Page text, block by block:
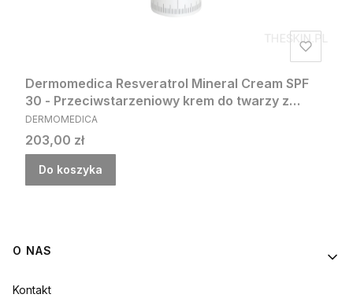
Dermomedica Resveratrol Mineral Cream SPF
30 - Przeciwstarzeniowy krem do twarzy z
resweratrolem SPF 30 60ml
PRODUCENT
DERMOMEDICA
Cena
203,00 zł
Do koszyka
Linki w stopce
O NAS
Kontakt